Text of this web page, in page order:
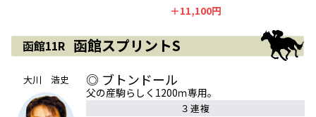
＋11,100円
函館11R 函館スプリントS
大川 浩史 ◎ ブトンドール
父の産駒らしく1200ｍ専用。
３連複